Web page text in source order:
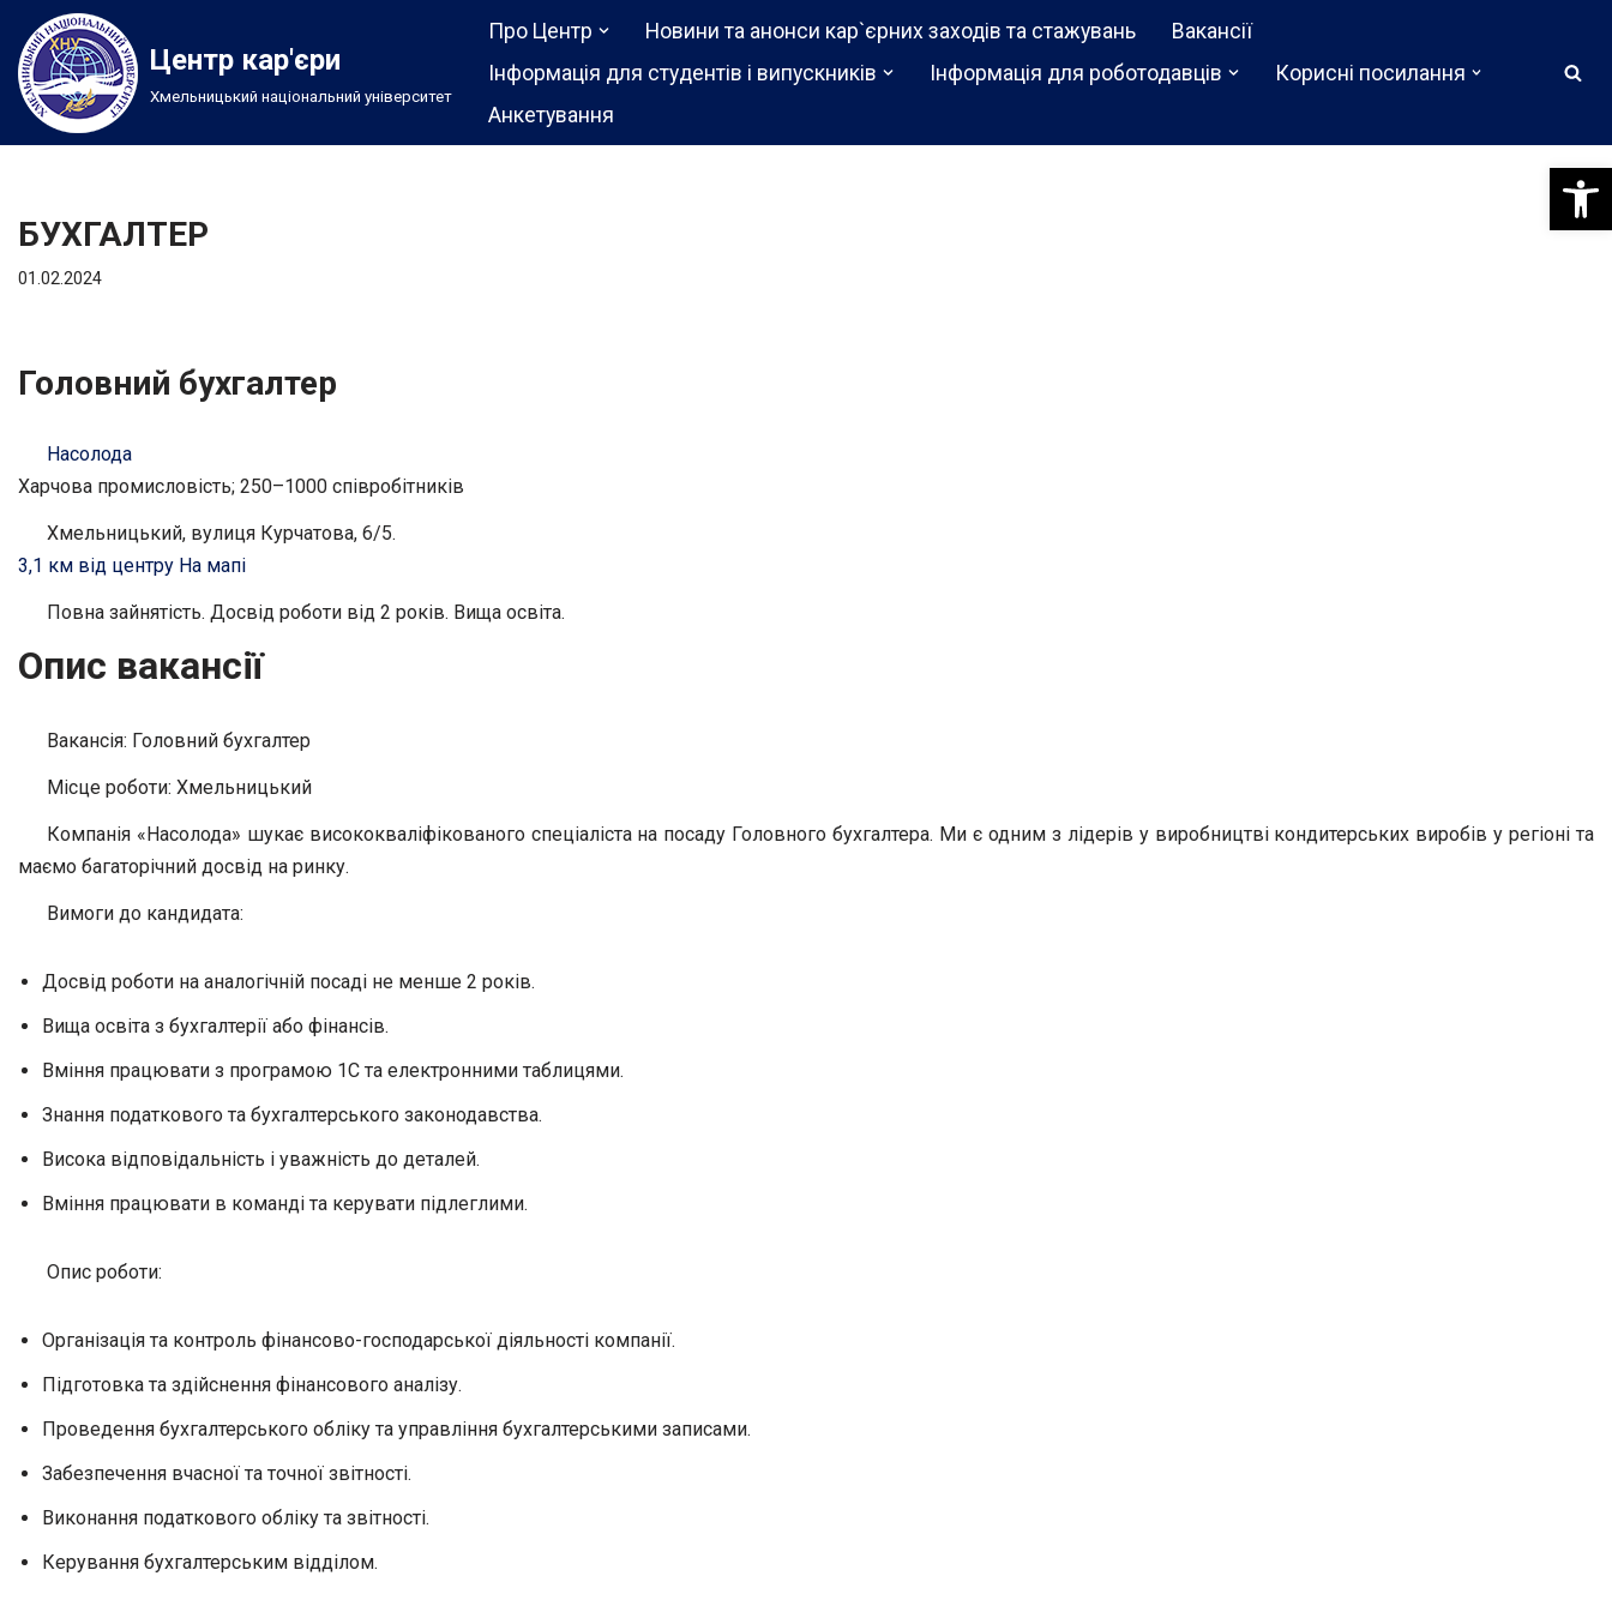
Перейти
до
вмісту
Центр кар'єри
Хмельницький національний університет
Про Центр Новини та анонси кар`єрних заходів та стажувань
Вакансії
Інформація для студентів і випускників
Інформація для роботодавців
Корисні посилання
Анкетування
БУХГАЛТЕР
01.02.2024
Головний бухгалтер
Насолода
Харчова промисловість; 250–1000 співробітників
Хмельницький, вулиця Курчатова, 6/5.
3,1 км від центру На мапі
Повна зайнятість. Досвід роботи від 2 років. Вища освіта.
Опис вакансії
Вакансія: Головний бухгалтер
Місце роботи: Хмельницький
Компанія «Насолода» шукає висококваліфікованого спеціаліста на посаду Головного бухгалтера. Ми є одним з лідерів у виробництві кондитерських виробів у регіоні та
маємо багаторічний досвід на ринку.
Вимоги до кандидата:
Досвід роботи на аналогічній посаді не менше 2 років.
Вища освіта з бухгалтерії або фінансів.
Вміння працювати з програмою 1С та електронними таблицями.
Знання податкового та бухгалтерського законодавства.
Висока відповідальність і уважність до деталей.
Вміння працювати в команді та керувати підлеглими.
Опис роботи:
Організація та контроль фінансово-господарської діяльності компанії.
Підготовка та здійснення фінансового аналізу.
Проведення бухгалтерського обліку та управління бухгалтерськими записами.
Забезпечення вчасної та точної звітності.
Виконання податкового обліку та звітності.
Керування бухгалтерським відділом.